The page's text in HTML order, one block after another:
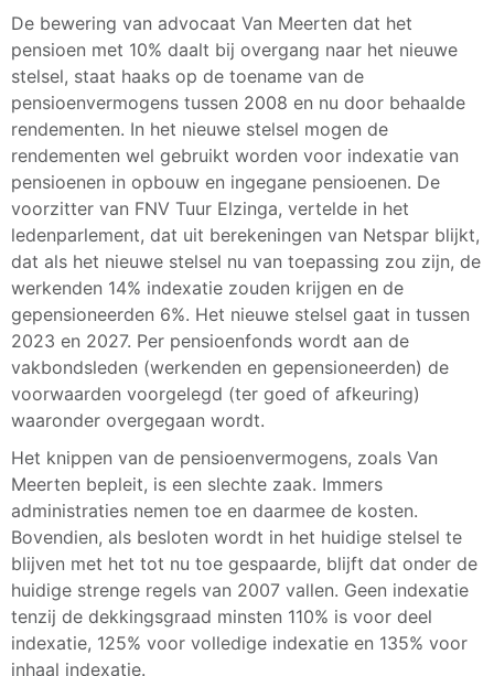
De bewering van advocaat Van Meerten dat het
pensioen met 10% daalt bij overgang naar het nieuwe
stelsel, staat haaks op de toename van de
pensioenvermogens tussen 2008 en nu door behaalde
rendementen. In het nieuwe stelsel mogen de
rendementen wel gebruikt worden voor indexatie van
pensioenen in opbouw en ingegane pensioenen. De
voorzitter van FNV Tuur Elzinga, vertelde in het
ledenparlement, dat uit berekeningen van Netspar blijkt,
dat als het nieuwe stelsel nu van toepassing zou zijn, de
werkenden 14% indexatie zouden krijgen en de
gepensioneerden 6%. Het nieuwe stelsel gaat in tussen
2023 en 2027. Per pensioenfonds wordt aan de
vakbondsleden (werkenden en gepensioneerden) de
voorwaarden voorgelegd (ter goed of afkeuring)
waaronder overgegaan wordt.
Het knippen van de pensioenvermogens, zoals Van
Meerten bepleit, is een slechte zaak. Immers
administraties nemen toe en daarmee de kosten.
Bovendien, als besloten wordt in het huidige stelsel te
blijven met het tot nu toe gespaarde, blijft dat onder de
huidige strenge regels van 2007 vallen. Geen indexatie
tenzij de dekkingsgraad minsten 110% is voor deel
indexatie, 125% voor volledige indexatie en 135% voor
inhaal indexatie.